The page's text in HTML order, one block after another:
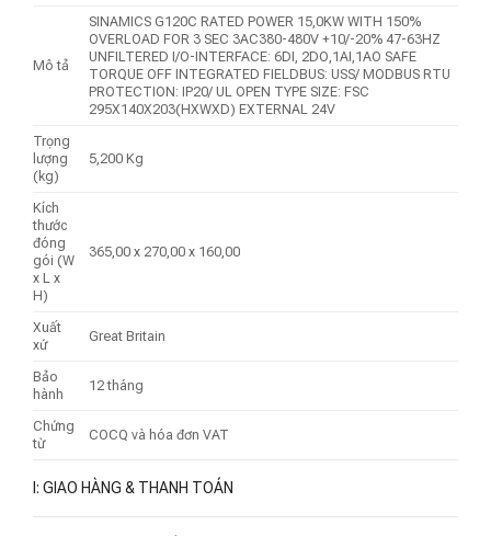
Mô tả
SINAMICS G120C RATED POWER 15,0KW WITH 150%
OVERLOAD FOR 3 SEC 3AC380-480V +10/-20% 47-63HZ
UNFILTERED I/O-INTERFACE: 6DI, 2DO,1AI,1AO SAFE
TORQUE OFF INTEGRATED FIELDBUS: USS/ MODBUS RTU
PROTECTION: IP20/ UL OPEN TYPE SIZE: FSC
295X140X203(HXWXD) EXTERNAL 24V
Trọng
lượng
(kg)
5,200 Kg
Kích
thước
đóng
gói (W
x L x
H)
365,00 x 270,00 x 160,00
Xuất
xứ
Great Britain
Bảo
hành
12 tháng
Chứng
từ
COCQ và hóa đơn VAT
I: GIAO HÀNG & THANH TOÁN